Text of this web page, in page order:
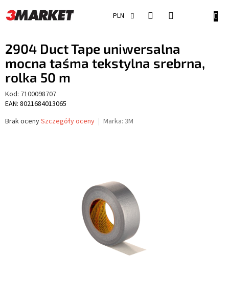
do
treści
PLN
2904 Duct Tape uniwersalna
mocna taśma tekstylna srebrna,
rolka 50 m
Kod: 7100098707
EAN: 8021684013065
Średnia
Brak ocenySzczegóły oceny Marka: 3M